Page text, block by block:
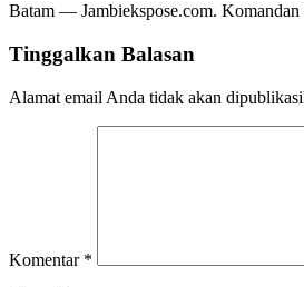
Batam — Jambiekspose.com.
Tinggalkan Balasan
Alamat email Anda tidak akan
Komentar *